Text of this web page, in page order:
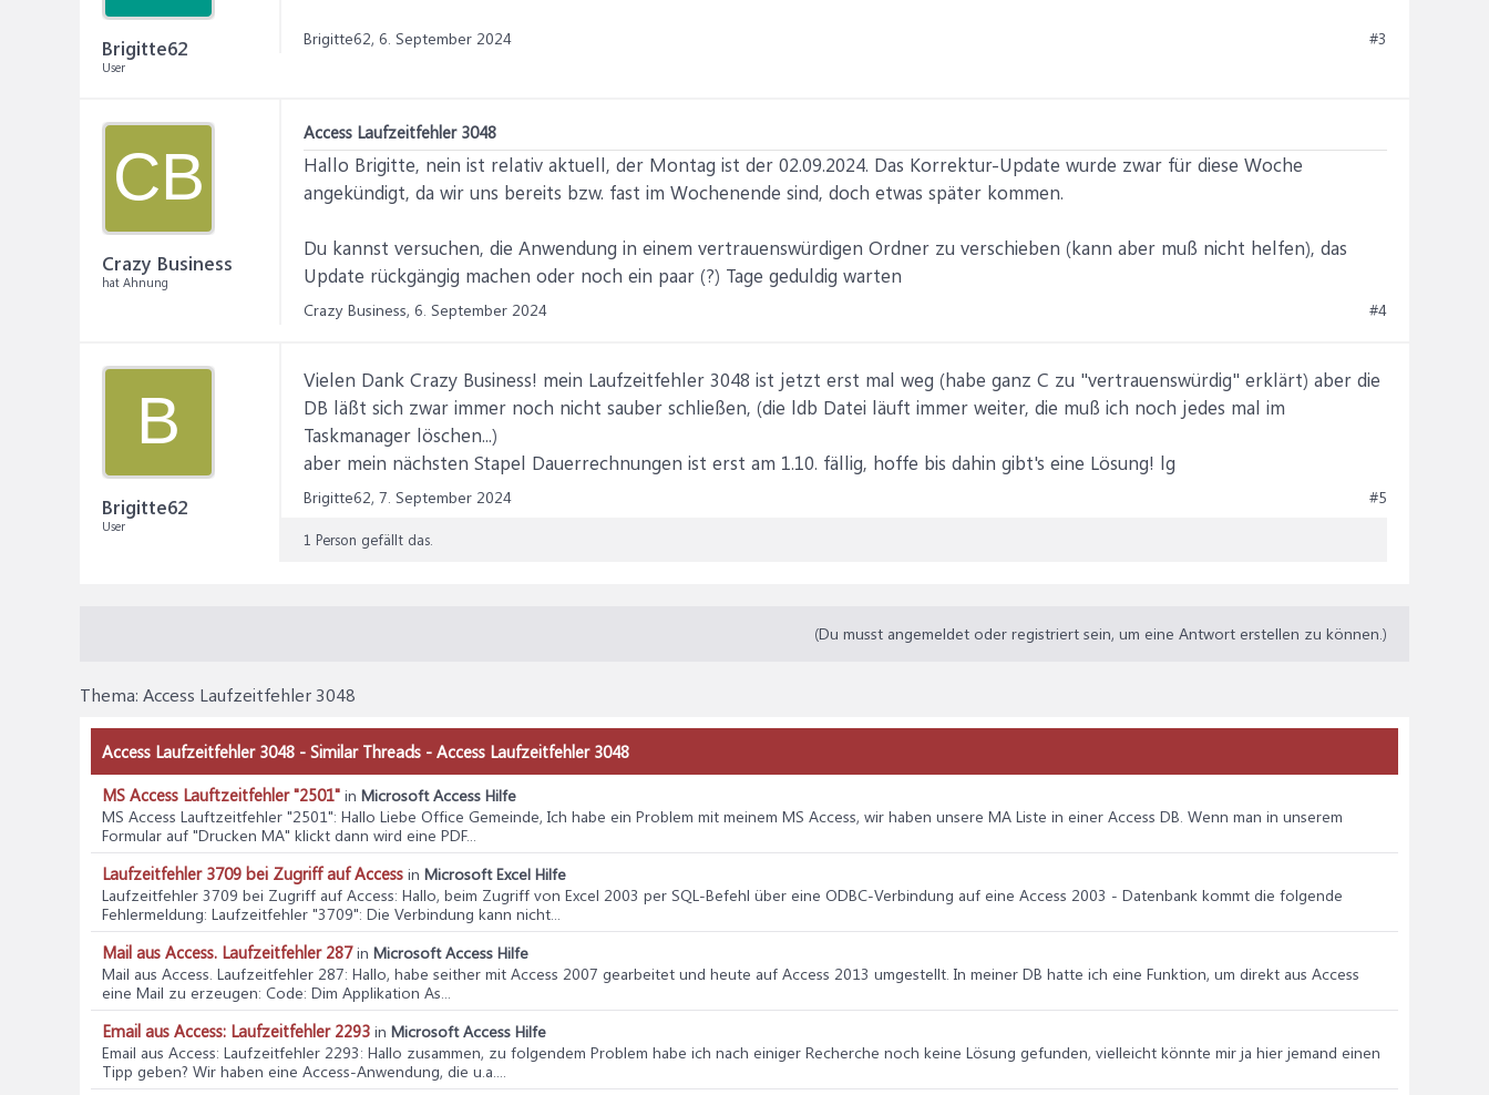
Brigitte62
User
Brigitte62, 6. September 2024 #3
CB
Crazy Business
hat Ahnung
Access Laufzeitfehler 3048
Hallo Brigitte, nein ist relativ aktuell, der Montag ist der 02.09.2024. Das Korrektur-Update wurde zwar für diese Woche
angekündigt, da wir uns bereits bzw. fast im Wochenende sind, doch etwas später kommen.
Du kannst versuchen, die Anwendung in einem vertrauenswürdigen Ordner zu verschieben (kann aber muß nicht helfen), das
Update rückgängig machen oder noch ein paar (?) Tage geduldig warten
Crazy Business, 6. September 2024 #4
B
Brigitte62
User
Vielen Dank Crazy Business! mein Laufzeitfehler 3048 ist jetzt erst mal weg (habe ganz C zu "vertrauenswürdig" erklärt) aber die
DB läßt sich zwar immer noch nicht sauber schließen, (die ldb Datei läuft immer weiter, die muß ich noch jedes mal im
Taskmanager löschen...)
aber mein nächsten Stapel Dauerrechnungen ist erst am 1.10. fällig, hoffe bis dahin gibt's eine Lösung! lg
Brigitte62, 7. September 2024 #5
1 Person gefällt das.
(Du musst angemeldet oder registriert sein, um eine Antwort erstellen zu können.)
Thema: Access Laufzeitfehler 3048
Access Laufzeitfehler 3048 - Similar Threads - Access Laufzeitfehler 3048
MS Access Lauftzeitfehler "2501" in Microsoft Access Hilfe
MS Access Lauftzeitfehler "2501": Hallo Liebe Office Gemeinde, Ich habe ein Problem mit meinem MS Access, wir haben unsere MA Liste in einer Access DB. Wenn man in unserem
Formular auf "Drucken MA" klickt dann wird eine PDF...
Laufzeitfehler 3709 bei Zugriff auf Access in Microsoft Excel Hilfe
Laufzeitfehler 3709 bei Zugriff auf Access: Hallo, beim Zugriff von Excel 2003 per SQL-Befehl über eine ODBC-Verbindung auf eine Access 2003 - Datenbank kommt die folgende
Fehlermeldung: Laufzeitfehler "3709": Die Verbindung kann nicht...
Mail aus Access. Laufzeitfehler 287in Microsoft Access Hilfe
Mail aus Access. Laufzeitfehler 287: Hallo, habe seither mit Access 2007 gearbeitet und heute auf Access 2013 umgestellt. In meiner DB hatte ich eine Funktion, um direkt aus Access
eine Mail zu erzeugen: Code: Dim Applikation As...
Email aus Access: Laufzeitfehler 2293 in Microsoft Access Hilfe
Email aus Access: Laufzeitfehler 2293: Hallo zusammen, zu folgendem Problem habe ich nach einiger Recherche noch keine Lösung gefunden, vielleicht könnte mir ja hier jemand einen
Tipp geben? Wir haben eine Access-Anwendung, die u.a....